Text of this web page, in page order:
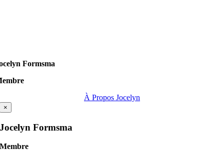
Formsma
À Propos Jocelyn
×
Jocelyn Formsma
Membre